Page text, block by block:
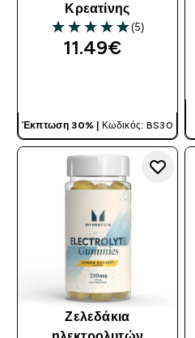
Κρεατίνης
5 out of 5 stars
(5)
11.49€‎
Έκπτωση 30% | Κωδικός: BS30
Ζελεδάκια